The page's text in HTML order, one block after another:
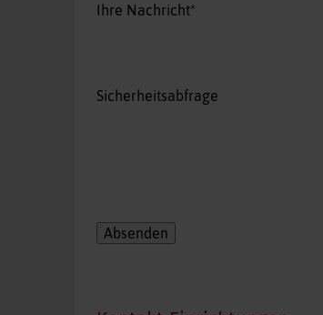
Pflichtfeld
Ihre Nachricht*
Sicherheitsabfrage
Absenden